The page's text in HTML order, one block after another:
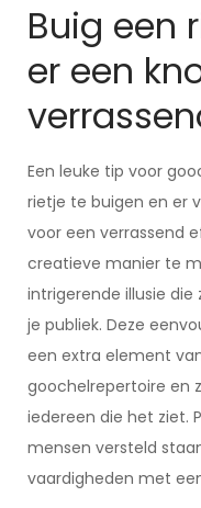
Buig een
er een
Een leuke tip voor
rietje te buigen en er
voor een verrassend
creatieve manier te
intrigerende illusie
je publiek. Deze
een extra element
goochelrepertoire en
iedereen die het ziet.
mensen versteld
vaardigheden met